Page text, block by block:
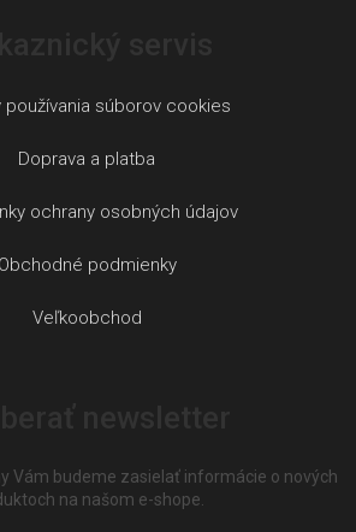
používania súborov cookies
Doprava a platba
ochrany osobných údajov
Obchodné podmienky
Veľkoobchod
Vám budeme zasielať informácie o nových
na našom e-shope.